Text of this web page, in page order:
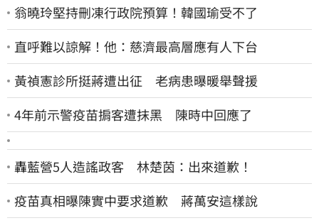
翁曉玲堅持刪凍行政院預算！韓國瑜受不了
直呼難以諒解！他：慈濟最高層應有人下台
黃禎憲診所挺蔣遭出征 老病患曝暖舉聲援
4年前示警疫苗掮客遭抹黑 陳時中回應了
轟藍營5人造謠政客 林楚茵：出來道歉！
疫苗真相曝陳實中要求道歉 蔣萬安這樣說